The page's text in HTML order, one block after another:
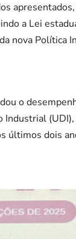
a Lei
nova Política
o
Industrial
últimos dois